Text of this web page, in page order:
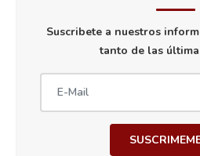
Suscribete a nuestros
tanto de las